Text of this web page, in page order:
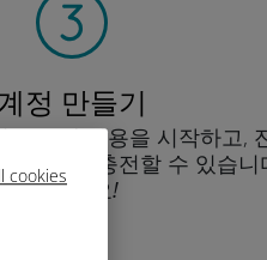
cookies
정 만들기
요금제 사용을 시작하고,
중에도 충전할 수 있습니
즐기세요!